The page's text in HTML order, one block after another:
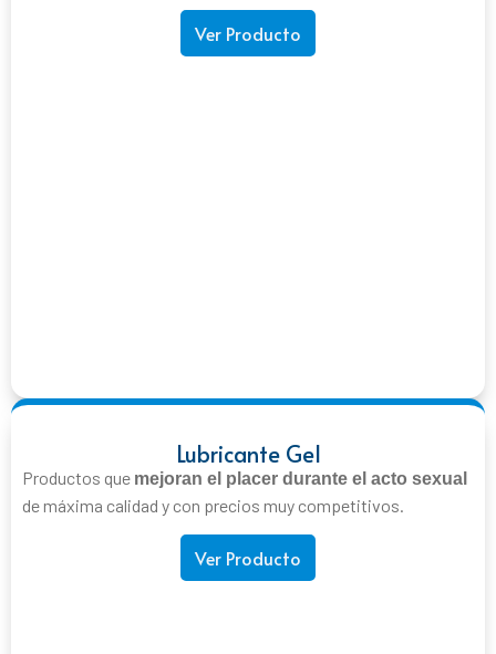
Ver Producto
Lubricante Gel
Productos que mejoran el placer durante el acto sexual
de máxima calidad y con precios muy competitivos.
Ver Producto